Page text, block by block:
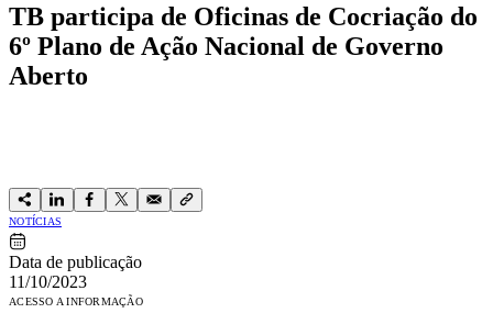
TB participa de Oficinas de Cocriação do
6º Plano de Ação Nacional de Governo
Aberto
NOTÍCIAS
Data de publicação
11/10/2023
ACESSO A INFORMAÇÃO